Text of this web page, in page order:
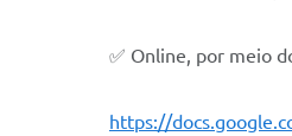
✅ Online, por meio
https://